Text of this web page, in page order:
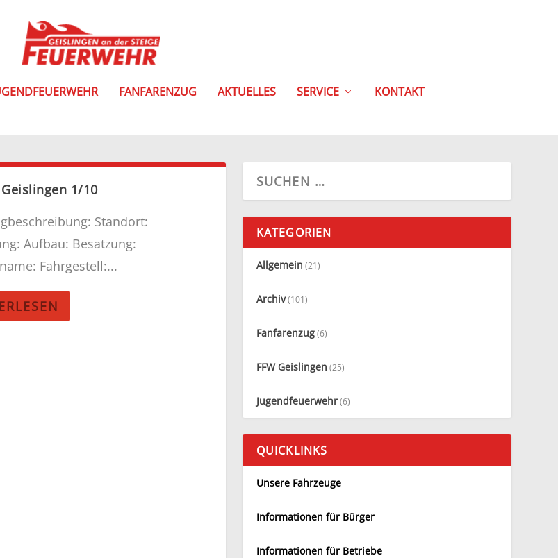
FANFARENZUG AKTUELLES SERVICE KONTAKT
1/10
Standort:
Aufbau: Besatzung:
Fahrgestell:...
KATEGORIEN
Allgemein (21)
Archiv(101)
Fanfarenzug(6)
FFW Geislingen (25)
Jugendfeuerwehr(6)
QUICKLINKS
Unsere Fahrzeuge
Informationen für Bürger
Informationen für Betriebe